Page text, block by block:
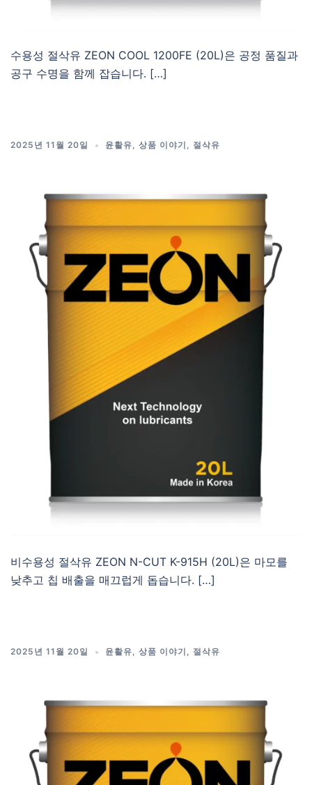
수용성 절삭유 ZEON COOL 1200FE (20L)은 공정 품질과
공구 수명을 함께 잡습니다. […]
2025년 11월 20일 윤활유, 상품 이야기 , 절삭유
비수용성 절삭유 ZEON N-CUT K-915H (20L)은 마모를
낮추고 칩 배출을 매끄럽게 돕습니다. […]
2025년 11월 20일 윤활유, 상품 이야기 , 절삭유